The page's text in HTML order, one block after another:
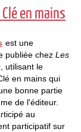
en mains
est une
publiée chez Les
, utilisant le
en mains qui
bonne partie
de l'éditeur.
au
participatif sur